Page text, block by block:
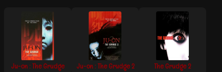
Ju-on : The Grudge Ju-on : The Grudge 2 The Grudge 2